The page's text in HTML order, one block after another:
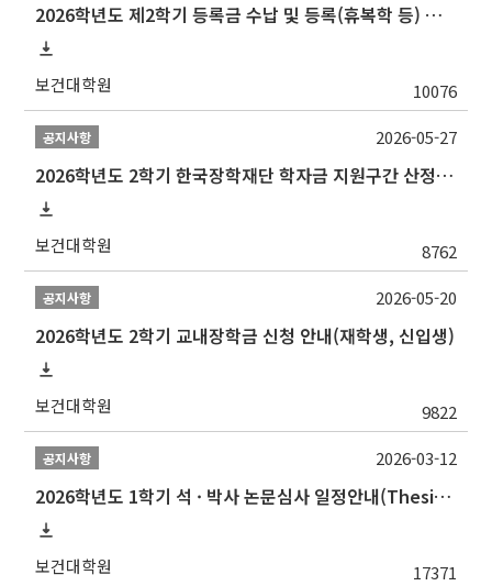
2026학년도 제2학기 등록금 수납 및 등록(휴복학 등) 일정 안내
보건대학원 10076
공지사항
2026학년도 2학기 한국장학재단 학자금 지원구간 산정 신청 안내
보건대학원 8762
2026-05-27
공지사항
2026학년도 2학기 교내장학금 신청 안내(재학생, 신입생)
보건대학원 9822
2026-05-20
공지사항
2026학년도 1학기 석 · 박사 논문심사 일정안내(Thesis Defense Schedules)
보건대학원 17371
2026-03-12